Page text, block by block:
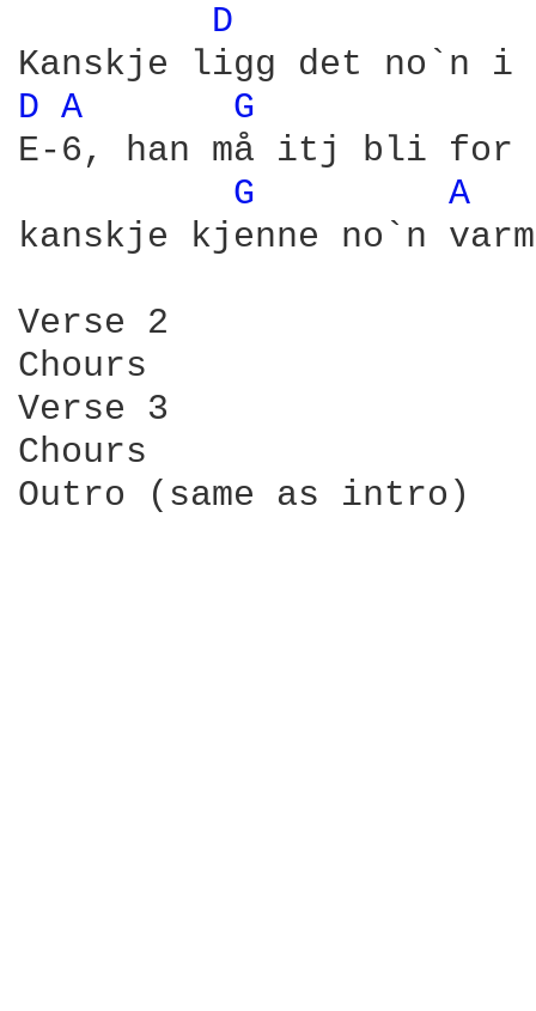
D
D A
G
E-6, han må itj bli for
G
A
kanskje kjenne no`n
Verse 2
Chours
Verse 3
Chours
Outro (same as intro)